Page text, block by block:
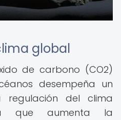
global
de carbono (CO2)
desempeña un
del clima
que aumenta la